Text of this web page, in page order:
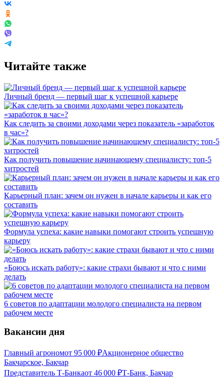
Читайте также
Личный бренд — первый шаг к успешной карьере
Как следить за своими доходами через показатель «заработок
в час»?
Как получить повышение начинающему специалисту: топ-5
хитростей
Карьерный план: зачем он нужен в начале карьеры и как его
составить
Формула успеха: какие навыки помогают строить успешную
карьеру
«Боюсь искать работу»: какие страхи бывают и что с ними
делать
6 советов по адаптации молодого специалиста на первом
рабочем месте
Вакансии дня
Главный агрономот 95 000 ₽Акционерное общество
Бакчарское, Бакчар
Представитель Т-Банкаот 46 000 ₽Т-Банк, Бакчар